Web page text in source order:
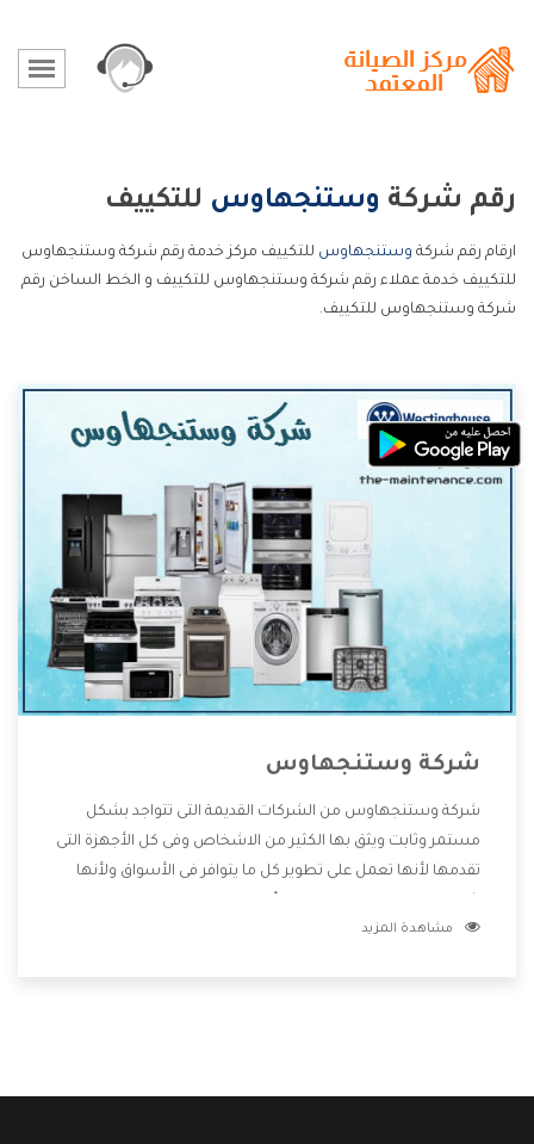
رقم شركة وستنجهاوس للتكييف
ارقام رقم شركة وستنجهاوس للتكييف مركز خدمة رقم شركة وستنجهاوس
للتكييف خدمة عملاء رقم شركة وستنجهاوس للتكييف و الخط الساخن رقم
شركة وستنجهاوس للتكييف.
شركة وستنجهاوس
شركة وستنجهاوس من الشركات القديمة التى تتواجد بشكل
مستمر وثابت ويثق بها الكثير من الاشخاص وفى كل الأجهزة التى
تقدمها لأنها تعمل على تطوير كل ما يتوافر فى الأسواق ولأنها
المنتجات وتقدم للعملاء أقوى العروض والخصومات التى تسهل
مشاهدة المزيد